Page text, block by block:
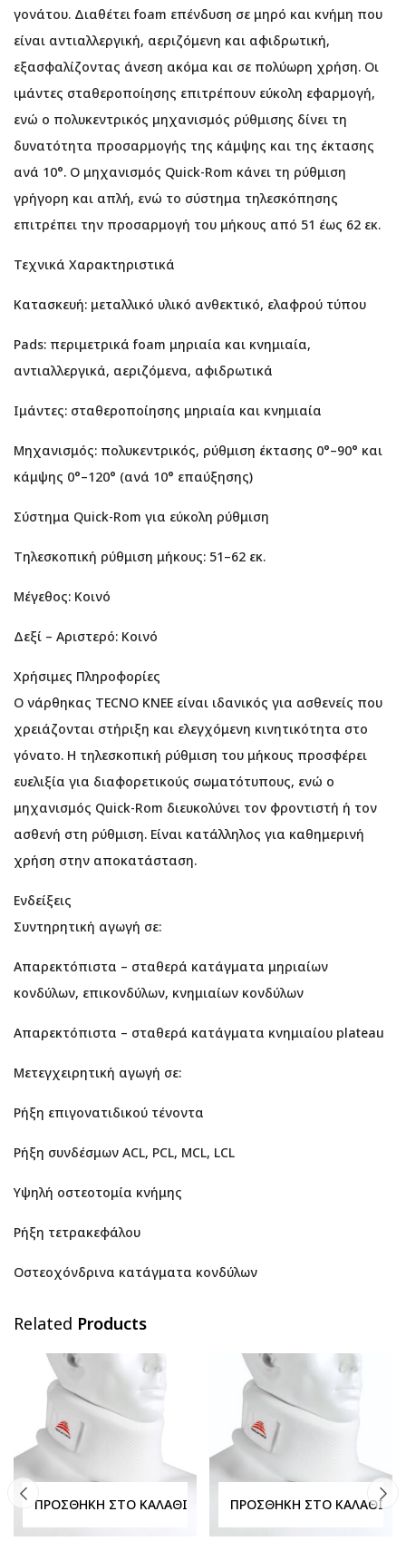
γονάτου. Διαθέτει foam επένδυση σε μηρό και κνήμη που
είναι αντιαλλεργική, αεριζόμενη και αφιδρωτική,
εξασφαλίζοντας άνεση ακόμα και σε πολύωρη χρήση. Οι
ιμάντες σταθεροποίησης επιτρέπουν εύκολη εφαρμογή,
ενώ ο πολυκεντρικός μηχανισμός ρύθμισης δίνει τη
δυνατότητα προσαρμογής της κάμψης και της έκτασης
ανά 10°. Ο μηχανισμός Quick-Rom κάνει τη ρύθμιση
γρήγορη και απλή, ενώ το σύστημα τηλεσκόπησης
επιτρέπει την προσαρμογή του μήκους από 51 έως 62 εκ.
Τεχνικά Χαρακτηριστικά
Κατασκευή: μεταλλικό υλικό ανθεκτικό, ελαφρού τύπου
Pads: περιμετρικά foam μηριαία και κνημιαία,
αντιαλλεργικά, αεριζόμενα, αφιδρωτικά
Ιμάντες: σταθεροποίησης μηριαία και κνημιαία
Μηχανισμός: πολυκεντρικός, ρύθμιση έκτασης 0°–90° και
κάμψης 0°–120° (ανά 10° επαύξησης)
Σύστημα Quick-Rom για εύκολη ρύθμιση
Τηλεσκοπική ρύθμιση μήκους: 51–62 εκ.
Μέγεθος: Κοινό
Δεξί – Αριστερό: Κοινό
Χρήσιμες Πληροφορίες
Ο νάρθηκας TECNO KNEE είναι ιδανικός για ασθενείς που
χρειάζονται στήριξη και ελεγχόμενη κινητικότητα στο
γόνατο. Η τηλεσκοπική ρύθμιση του μήκους προσφέρει
ευελιξία για διαφορετικούς σωματότυπους, ενώ ο
μηχανισμός Quick-Rom διευκολύνει τον φροντιστή ή τον
ασθενή στη ρύθμιση. Είναι κατάλληλος για καθημερινή
χρήση στην αποκατάσταση.
Ενδείξεις
Συντηρητική αγωγή σε:
Απαρεκτόπιστα – σταθερά κατάγματα μηριαίων
κονδύλων, επικονδύλων, κνημιαίων κονδύλων
Απαρεκτόπιστα – σταθερά κατάγματα κνημιαίου plateau
Μετεγχειρητική αγωγή σε:
Ρήξη επιγονατιδικού τένοντα
Ρήξη συνδέσμων ACL, PCL, MCL, LCL
Υψηλή οστεοτομία κνήμης
Ρήξη τετρακεφάλου
Οστεοχόνδρινα κατάγματα κονδύλων
Related Products
ΠΡΟΣΘΉΚΗ ΣΤΟ ΚΑΛΆΘΙ ΠΡΟΣΘΉΚΗ ΣΤΟ ΚΑΛΆΘΙ